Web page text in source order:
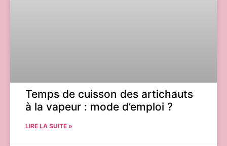
Temps de cuisson des artichauts
à la vapeur : mode d’emploi ?
LIRE LA SUITE »